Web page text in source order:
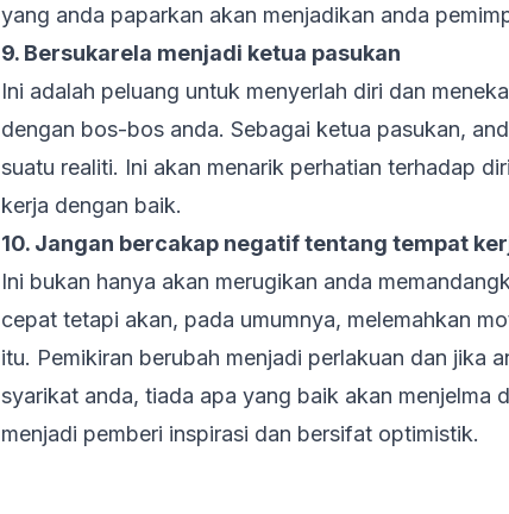
yang anda paparkan akan menjadikan anda
9. Bersukarela menjadi ketua pasukan
Ini adalah peluang untuk menyerlah diri dan
dengan bos-bos anda. Sebagai ketua pasukan,
suatu realiti. Ini akan menarik perhatian terhadap
kerja dengan baik.
10. Jangan bercakap negatif tentang tempat
Ini bukan hanya akan merugikan anda
cepat tetapi akan, pada umumnya, melemahkan
itu. Pemikiran berubah menjadi perlakuan dan jika
syarikat anda, tiada apa yang baik akan menjelma
menjadi pemberi inspirasi dan bersifat optimistik.